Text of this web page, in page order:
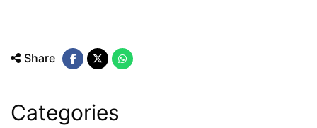
Share
Categories